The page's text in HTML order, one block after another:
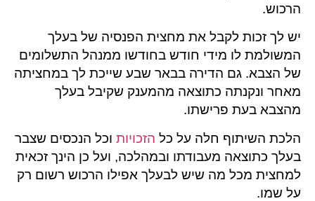
הרכוש.
יש לך זכות לקבל את מחצית הפנסיה של בעלך
המשולמת לו מידי חודש בחודשו ממנהל התשלומים
של הצבא. גם הדירה בבאר שבע שייכת לך במחציתה
מאחר ונקנתה כתוצאה מהמענק שקיבל בעלך
מהצבא בעת פרישתו.
הלכת השיתוף חלה על כל הזכויות וכל הנכסים שצבר
בעלך כתוצאה מעבודתו ובמהלכה, ועל כן הינך זכאית
למחצית מכל מה שיש לבעלך אפילו הרכוש רשום רק
על שמו.